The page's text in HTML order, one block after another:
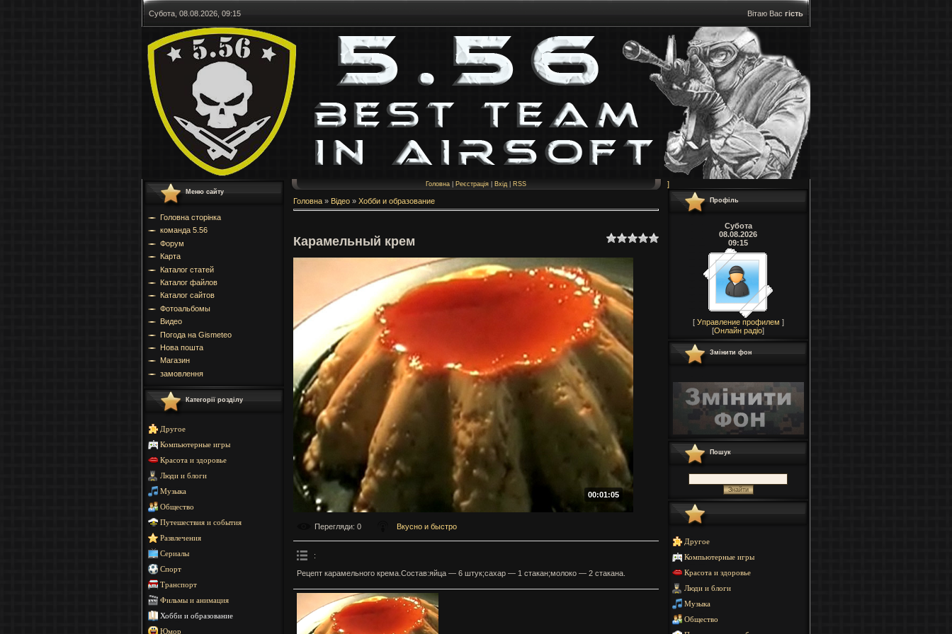
Субота, 08.08.2026, 09:15 Вітаю Вас гість
Меню сайту
Головна сторінка
команда 5.56
Форум
Карта
Каталог статей
Каталог файлов
Каталог сайтов
Фотоальбомы
Видео
Погода на Gismeteo
Нова пошта
Магазин
замовлення
Категорії розділу
Другое
Компьютерные игры
Красота и здоровье
Люди и блоги
Музыка
Общество
Путешествия и события
Развлечения
Сериалы
Спорт
Транспорт
Фильмы и анимация
Хобби и образование
Юмор
Головна Реєстрація Вхід RSS
Головна » Відео » Хобби и образование
Карамельный крем
00:01:05
Перегляди: 0 Вкусно и быстро
:
Рецепт карамельного крема.Состав:яйца — 6 штук;сахар — 1 стакан;молоко — 2 стакана.
]
Профіль
Субота
08.08.2026
09:15
[ Управление профилем ]
[Онлайн радіо]
Змінити фон
Пошук
Другое
Компьютерные игры
Красота и здоровье
Люди и блоги
Музыка
Общество